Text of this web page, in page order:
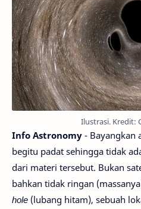
Ilustrasi. Kredit:
Info Astronomy - Bayangkan
begitu padat sehingga tidak
dari materi tersebut. Bukan
bahkan tidak ringan
hole (lubang hitam), sebuah